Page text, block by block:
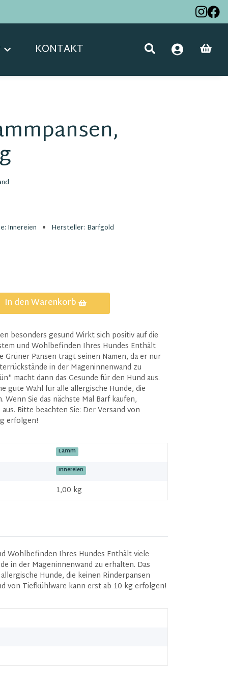
KONTAKT
Innereien Hersteller: Barfgold
In den Warenkorb
besonders gesund Wirkt sich positiv auf die
und Wohlbefinden Ihres Hundes Enthält
Grüner Pansen trägt seinen Namen, da er nur
in der Mageninnenwand zu
macht dann das Gesunde für den Hund aus.
gute Wahl für alle allergische Hunde, die
Sie das nächste Mal Barf kaufen,
Bitte beachten Sie: Der Versand von
erfolgen!
Lamm
Innereien
1,00 kg
Wohlbefinden Ihres Hundes Enthält viele
in der Mageninnenwand zu erhalten. Das
Hunde, die keinen Rinderpansen
von Tiefkühlware kann erst ab 10 kg erfolgen!